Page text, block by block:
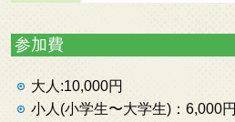
参加費
大人:10,000円
小人(小学生〜大学生)：6,000円